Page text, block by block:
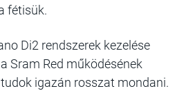
fétisük.
Di2 rendszerek kezelése
Sram Red működésének
igazán rosszat mondani.